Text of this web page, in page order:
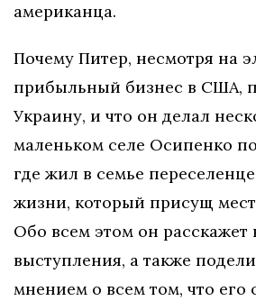
американца.
Почему Питер, несмотря на
прибыльный бизнес в США,
Украину, и что он делал
маленьком селе Осипенко
где жил в семье
жизни, который присущ
Обо всем этом он расскажет
выступления, а также
мнением о всем том, что его